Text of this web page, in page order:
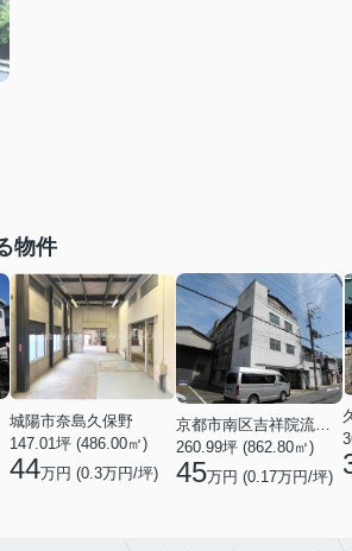
物件
城陽市奈島久保野
147.01坪 (486.00㎡)
44万円 (0.3万円/坪)
京都市南区吉祥院流作町
260.99坪 (862.80㎡)
45万円 (0.17万円/坪)